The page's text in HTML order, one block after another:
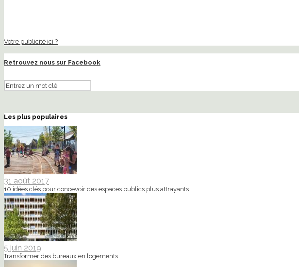
Votre publicité ici ?
Retrouvez nous sur Facebook
Les plus populaires
31 août 2017
10 idées clés pour concevoir des espaces publics plus attrayants
5 juin 2019
Transformer des bureaux en logements